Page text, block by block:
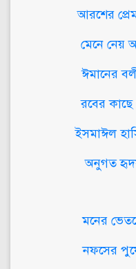
আরশের
মেনে নেয়
ঈমানের
রবের
ইসমাঈল
অনুগত
মনের
নফসের